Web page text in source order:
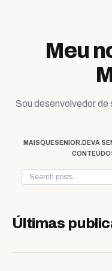
Meu
Sou desenvolvedor
MAISQUESENIOR.DEVA
Últimas